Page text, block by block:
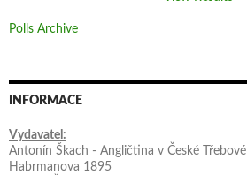
Polls Archive
INFORMACE
Vydavatel:
Antonín Škach - Angličtina v České Třebové
Habrmanova 1895